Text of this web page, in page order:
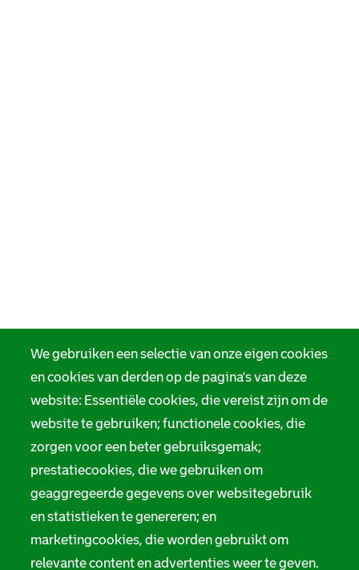
We gebruiken een selectie van onze eigen cookies
en cookies van derden op de pagina's van deze
website: Essentiële cookies, die vereist zijn om de
website te gebruiken; functionele cookies, die
zorgen voor een beter gebruiksgemak;
prestatiecookies, die we gebruiken om
geaggregeerde gegevens over websitegebruik
en statistieken te genereren; en
marketingcookies, die worden gebruikt om
relevante content en advertenties weer te geven.